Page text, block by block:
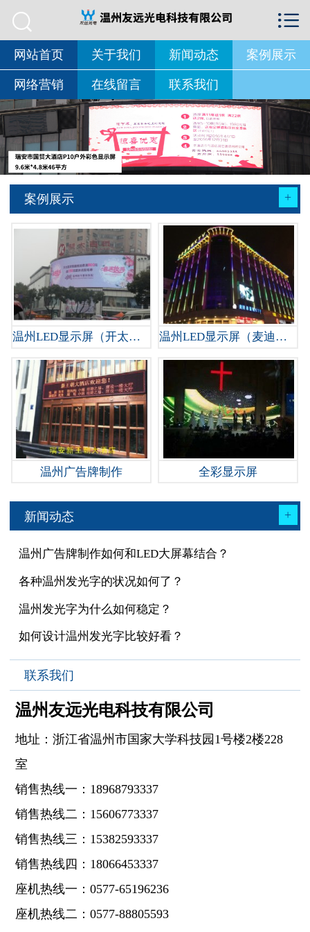
 首页
关于我们
新闻动态
案例展示
营销网络
联系我们


网站首页 关于我们 新闻动态 案例展示
网络营销 在线留言 联系我们
案例展示 +
温州LED显示屏（开太百货） 温州LED显示屏（麦迪森量贩KTV）
温州广告牌制作 全彩显示屏
新闻动态 +
温州广告牌制作如何和LED大屏幕结合？
各种温州发光字的状况如何了？
温州发光字为什么如何稳定？
如何设计温州发光字比较好看？
联系我们
温州友远光电科技有限公司
地址：浙江省温州市国家大学科技园1号楼2楼228
室
销售热线一：18968793337
销售热线二：15606773337
销售热线三：15382593337
销售热线四：18066453337
座机热线一：0577-65196236
座机热线二 ：0577-88805593